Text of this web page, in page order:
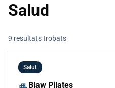
Salud
9 resultats trobats
Salut
Blaw Pilates